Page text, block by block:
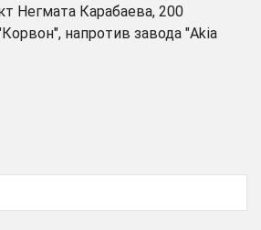
Негмата Карабаева, 200
напротив завода "Akia